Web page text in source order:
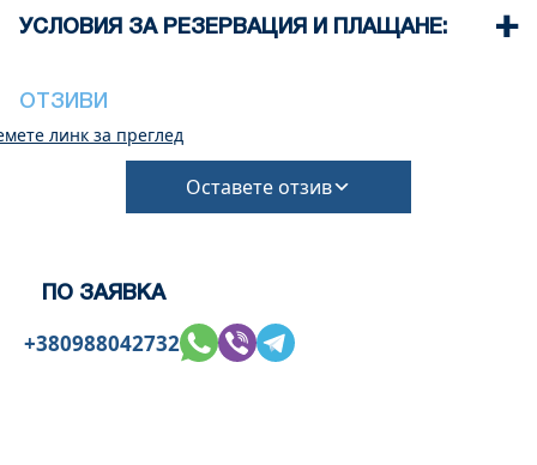
Летище 100 км
На плажа недалеч от имота има таверни и бийч
чадър на плажа, когато поръчате напитки
УСЛОВИЯ ЗА РЕЗЕРВАЦИЯ И ПЛАЩАНЕ:
ОТЗИВИ
линк за преглед
Оставете отзив
ПО ЗАЯВКА
+380988042732